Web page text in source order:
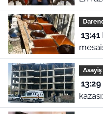
tek
13:41Darende’de asırlık mutfak
Asayiş
13:29Malatya Çöşnük’te şantiye